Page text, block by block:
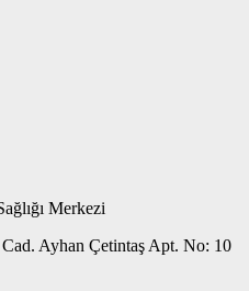
Merkezi
Ayhan Çetintaş Apt. No: 10